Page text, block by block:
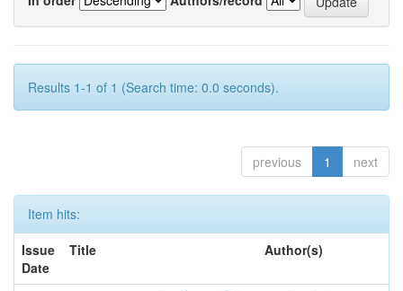
Results 1-1 of 1 (Search time: 0.0 seconds).
previous 1 next
Item hits:
Issue
Date
Title Author(s)